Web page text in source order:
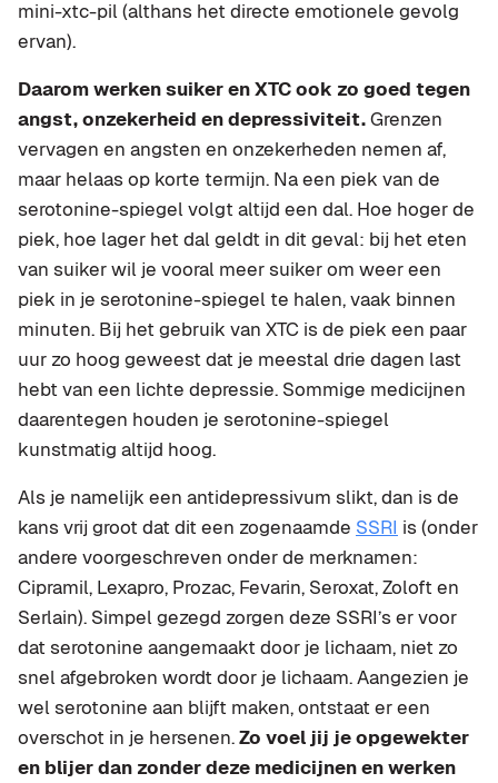
mini-xtc-pil (althans het directe emotionele gevolg
ervan).
Daarom werken suiker en XTC ook zo goed tegen
angst, onzekerheid en depressiviteit.Grenzen
vervagen en angsten en onzekerheden nemen af,
maar helaas op korte termijn. Na een piek van de
serotonine-spiegel volgt altijd een dal. Hoe hoger de
piek, hoe lager het dal geldt in dit geval: bij het eten
van suiker wil je vooral meer suiker om weer een
piek in je serotonine-spiegel te halen, vaak binnen
minuten. Bij het gebruik van XTC is de piek een paar
uur zo hoog geweest dat je meestal drie dagen last
hebt van een lichte depressie. Sommige medicijnen
daarentegen houden je serotonine-spiegel
kunstmatig altijd hoog.
Als je namelijk een antidepressivum slikt, dan is de
kans vrij groot dat dit een zogenaamde SSRI is (onder
andere voorgeschreven onder de merknamen:
Cipramil, Lexapro, Prozac, Fevarin, Seroxat, Zoloft en
Serlain). Simpel gezegd zorgen deze SSRI’s er voor
dat serotonine aangemaakt door je lichaam, niet zo
snel afgebroken wordt door je lichaam. Aangezien je
wel serotonine aan blijft maken, ontstaat er een
overschot in je hersenen.Zo voel jij je opgewekter
en blijer dan zonder deze medicijnen en werken